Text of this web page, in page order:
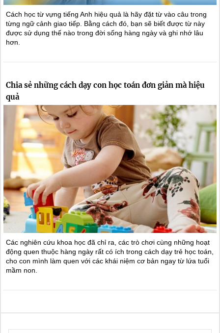
Cách học từ vựng tiếng Anh hiệu quả là hãy đặt từ vào câu trong
từng ngữ cảnh giao tiếp. Bằng cách đó, bạn sẽ biết được từ này
được sử dụng thế nào trong đời sống hàng ngày và ghi nhớ lâu
hơn.
Chia sẻ những cách dạy con học toán đơn giản mà hiệu
quả
Các nghiên cứu khoa học đã chỉ ra, các trò chơi cùng những hoạt
động quen thuộc hàng ngày rất có ích trong cách dạy trẻ học toán,
cho con mình làm quen với các khái niệm cơ bản ngay từ lứa tuổi
mầm non.